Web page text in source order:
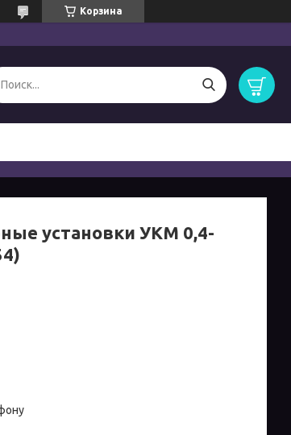
Корзина
установки УКМ 0,4-